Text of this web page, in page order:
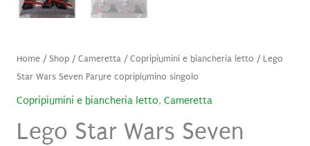
Home/ Shop/Cameretta/Copripiumini e biancheria letto / Lego
Star Wars Seven Parure copripiumino singolo
Copripiumini e biancheria letto, Cameretta
Lego Star Wars Seven